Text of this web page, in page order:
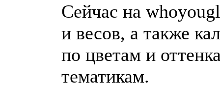
Сейчас на
и весов, а также
по цветам и
тематикам.